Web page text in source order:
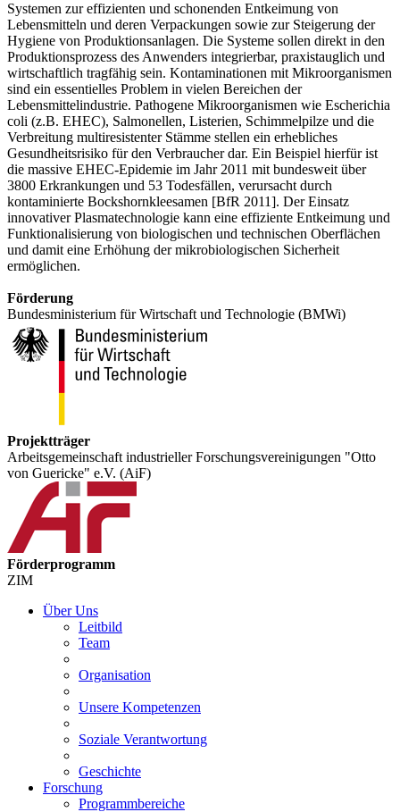
Systemen zur effizienten und schonenden Entkeimung von
Lebensmitteln und deren Verpackungen sowie zur Steigerung der
Hygiene von Produktionsanlagen. Die Systeme sollen direkt in den
Produktionsprozess des Anwenders integrierbar, praxistauglich und
wirtschaftlich tragfähig sein. Kontaminationen mit Mikroorganismen
sind ein essentielles Problem in vielen Bereichen der
Lebensmittelindustrie. Pathogene Mikroorganismen wie Escherichia
coli (z.B. EHEC), Salmonellen, Listerien, Schimmelpilze und die
Verbreitung multiresistenter Stämme stellen ein erhebliches
Gesundheitsrisiko für den Verbraucher dar. Ein Beispiel hierfür ist
die massive EHEC-Epidemie im Jahr 2011 mit bundesweit über
3800 Erkrankungen und 53 Todesfällen, verursacht durch
kontaminierte Bockshornkleesamen [BfR 2011]. Der Einsatz
innovativer Plasmatechnologie kann eine effiziente Entkeimung und
Funktionalisierung von biologischen und technischen Oberflächen
und damit eine Erhöhung der mikrobiologischen Sicherheit
ermöglichen.
Förderung
Bundesministerium für Wirtschaft und Technologie (BMWi)
Projektträger
Arbeitsgemeinschaft industrieller Forschungsvereinigungen "Otto
von Guericke" e.V. (AiF)
Förderprogramm
ZIM
Über Uns
Leitbild
Team
Organisation
Unsere Kompetenzen
Soziale Verantwortung
Geschichte
Forschung
Programmbereiche